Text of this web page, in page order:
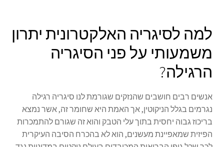
למה לסיגריה האלקטרונית יתרון
משמעותי על פני הסיגריה
הרגילה?
אנשים רבים חושבים שהנזקים שגורמת לנו סיגריה רגילה
נגרמים בגלל הניקוטין, אך האמת היא שחומר זה, אשר נמצא
בריכוז גבוה יחסית בתוך עלי הטבק והוא זה שגורם להתמכרות
הפיזית שמאפיינת מעשנים, הוא לא בהכרח הסיבה העיקרית